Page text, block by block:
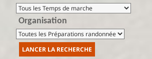
Organisation